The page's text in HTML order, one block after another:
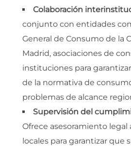
Colaboración
conjunto con entidades
General de Consumo de la
Madrid, asociaciones de
instituciones para
de la normativa de
problemas de alcance
Supervisión del
Ofrece asesoramiento legal
locales para garantizar que